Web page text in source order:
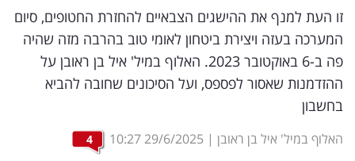
וטק
שיווק
ופרסום
משפט
מדדים
זו העת למנף את ההישגים הצבאיים להחזרת החטופים, סיום
המערכה בעזה ויצירת ביטחון לאומי טוב בהרבה מזה שהיה
פה ב-6 באוקטובר 2023. האלוף במיל' איל בן ראובן על
ההזדמנות שאסור לפספס, ועל הסיכונים שחובה להביא
בחשבון
האלוף במיל' איל בן ראובן |
29/6/2025
10:27
4